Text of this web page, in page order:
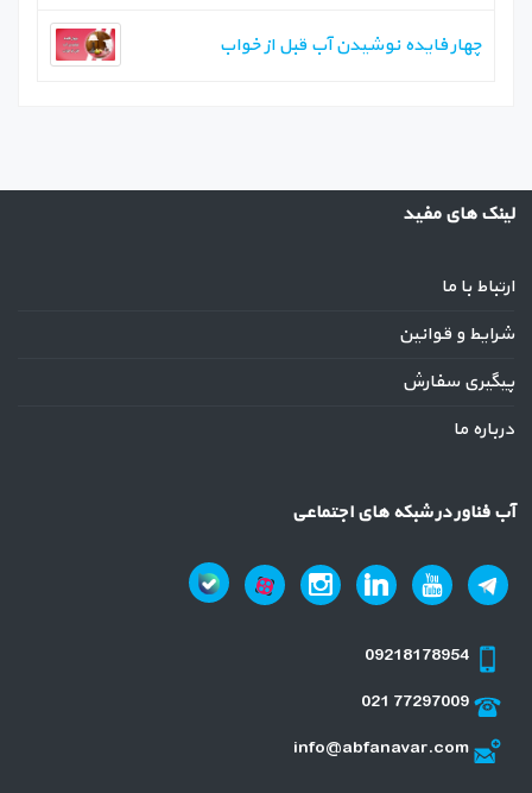
چهار فایده نوشیدن آب قبل از خواب
لینک های مفید
ارتباط با ما
شرایط و قوانین
پیگیری سفارش
درباره ما
آب فناور در شبکه های اجتماعی
09218178954
021 77297009
info@abfanavar.com